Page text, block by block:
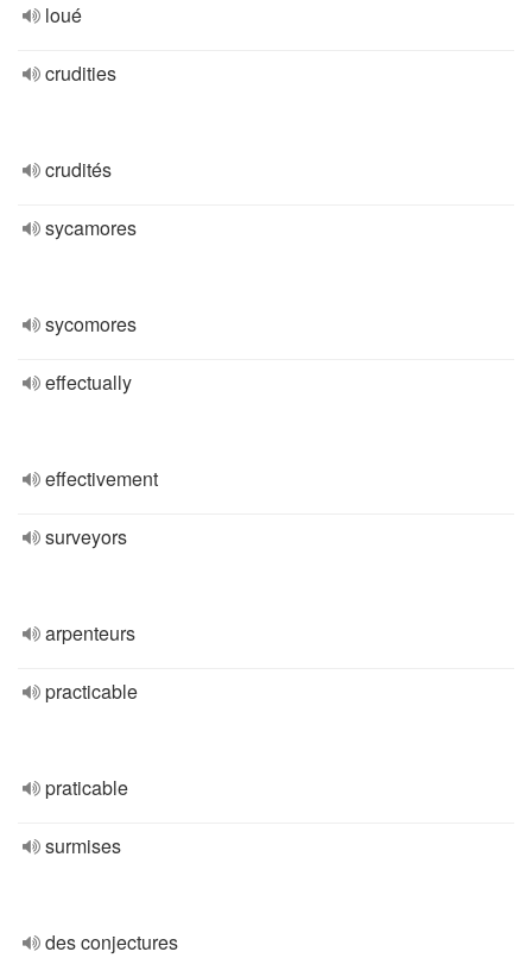
loué
crudities
crudités
sycamores
sycomores
effectually
effectivement
surveyors
arpenteurs
practicable
praticable
surmises
des conjectures